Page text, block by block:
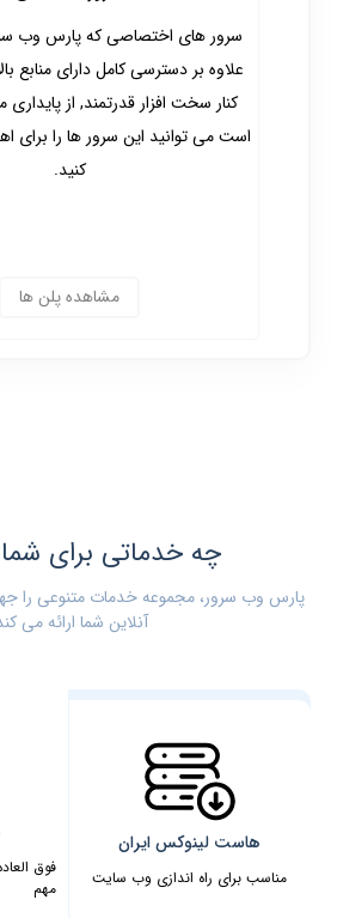
سرور های اختصاصی که پارس وب
علاوه بر دسترسی کامل دارای منابع
کنار سخت افزار قدرتمند, از پایداری
است می توانید این سرور ها را برای
کنید.
مشاهده پلن ها
چه خدماتی برای شما
پارس وب سرور، مجموعه خدمات متنوعی را
آنلاین شما ارائه می
هاست لینوکس ایران
مناسب برای راه اندازی وب سایت
فوق
مهم